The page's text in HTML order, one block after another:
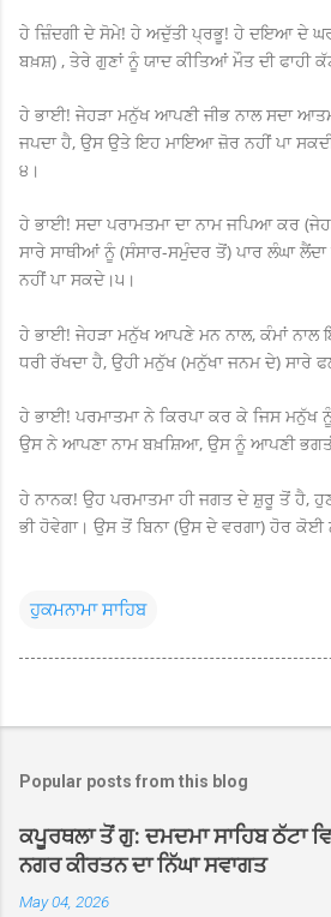
ਹੇ ਜ਼ਿੰਦਗੀ ਦੇ ਸੋਮੇ! ਹੇ ਅਦੁੱਤੀ ਪ੍ਰਭੂ! ਹੇ ਦਇਆ ਦੇ
ਬਖ਼ਸ਼) , ਤੇਰੇ ਗੁਣਾਂ ਨੂੰ ਯਾਦ ਕੀਤਿਆਂ ਮੌਤ ਦੀ ਫਾਹੀ
ਹੇ ਭਾਈ! ਜੇਹੜਾ ਮਨੁੱਖ ਆਪਣੀ ਜੀਭ ਨਾਲ ਸਦਾ
ਜਪਦਾ ਹੈ, ਉਸ ਉਤੇ ਇਹ ਮਾਇਆ ਜ਼ੋਰ ਨਹੀਂ ਪਾ
੪।
ਹੇ ਭਾਈ! ਸਦਾ ਪਰਾਮਤਮਾ ਦਾ ਨਾਮ ਜਪਿਆ ਕਰ
ਸਾਰੇ ਸਾਥੀਆਂ ਨੂੰ (ਸੰਸਾਰ-ਸਮੁੰਦਰ ਤੋਂ) ਪਾਰ ਲੰਘਾ
ਨਹੀਂ ਪਾ ਸਕਦੇ।੫।
ਹੇ ਭਾਈ! ਜੇਹੜਾ ਮਨੁੱਖ ਆਪਣੇ ਮਨ ਨਾਲ, ਕੰਮਾਂ ਨਾਲ
ਧਰੀ ਰੱਖਦਾ ਹੈ, ਉਹੀ ਮਨੁੱਖ (ਮਨੁੱਖਾ ਜਨਮ ਦੇ) ਸਾਰੇ
ਹੇ ਭਾਈ! ਪਰਮਾਤਮਾ ਨੇ ਕਿਰਪਾ ਕਰ ਕੇ ਜਿਸ
ਉਸ ਨੇ ਆਪਣਾ ਨਾਮ ਬਖ਼ਸ਼ਿਆ, ਉਸ ਨੂੰ ਆਪਣੀ
ਹੇ ਨਾਨਕ! ਉਹ ਪਰਮਾਤਮਾ ਹੀ ਜਗਤ ਦੇ ਸ਼ੁਰੂ ਤੋਂ ਹੈ,
ਭੀ ਹੋਵੇਗਾ। ਉਸ ਤੋਂ ਬਿਨਾ (ਉਸ ਦੇ ਵਰਗਾ) ਹੋਰ ਕੋਈ
ਹੁਕਮਨਾਮਾ ਸਾਹਿਬ
Popular posts from this blog
ਕਪੂਰਥਲਾ ਤੋਂ ਗੁ: ਦਮਦਮਾ ਸਾਹਿਬ ਠੱਟਾ
ਨਗਰ ਕੀਰਤਨ ਦਾ ਨਿੱਘਾ ਸਵਾਗਤ
May 04, 2026